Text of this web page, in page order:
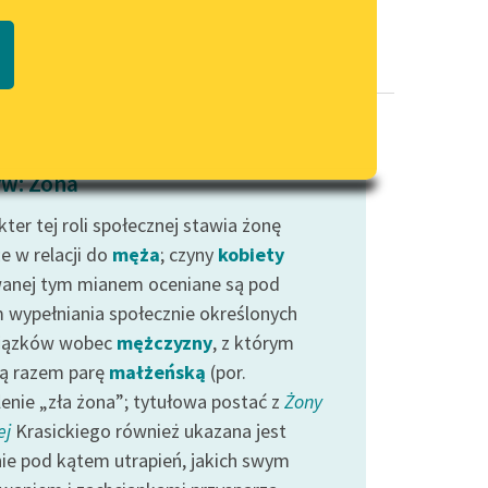
PDF
wrażliwych
Deklaracja dostępności
Żona
tej roli społecznej stawia żonę
w relacji do męża; czyny kobiety
tym mianem oceniane są pod
społecznie określonych
wobec mężczyzny, z którym
razem parę małżeńską (por.
„zła żona”; tytułowa postać z Żony
Krasickiego również ukazana jest
pod kątem utrapień, jakich swym